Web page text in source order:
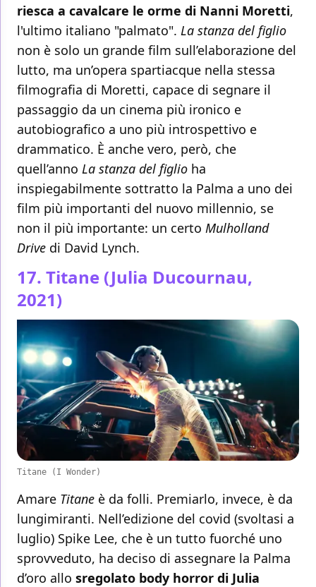
riesca a cavalcare le orme di Nanni Moretti,
l'ultimo italiano "palmato". La stanza del figlio
non è solo un grande film sull’elaborazione del
lutto, ma un’opera spartiacque nella stessa
filmografia di Moretti, capace di segnare il
passaggio da un cinema più ironico e
autobiografico a uno più introspettivo e
drammatico. È anche vero, però, che
quell’anno La stanza del figlio ha
inspiegabilmente sottratto la Palma a uno dei
film più importanti del nuovo millennio, se
non il più importante: un certo Mulholland
Drive di David Lynch.
17. Titane (Julia Ducournau,
2021)
Titane (I Wonder)
Amare Titane è da folli. Premiarlo, invece, è da
lungimiranti. Nell’edizione del covid (svoltasi a
luglio) Spike Lee, che è un tutto fuorché uno
sprovveduto, ha deciso di assegnare la Palma
d’oro allo sregolato body horror di Julia